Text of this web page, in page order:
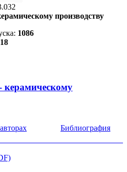
производству
1086
керамическому
Библиография